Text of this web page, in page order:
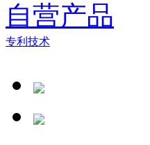
自营产品
专利技术